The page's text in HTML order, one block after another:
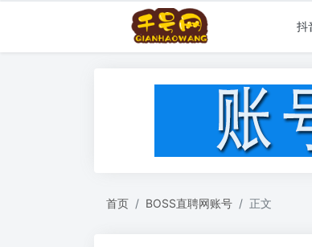
抖
首页 BOSS直聘网账号 正文